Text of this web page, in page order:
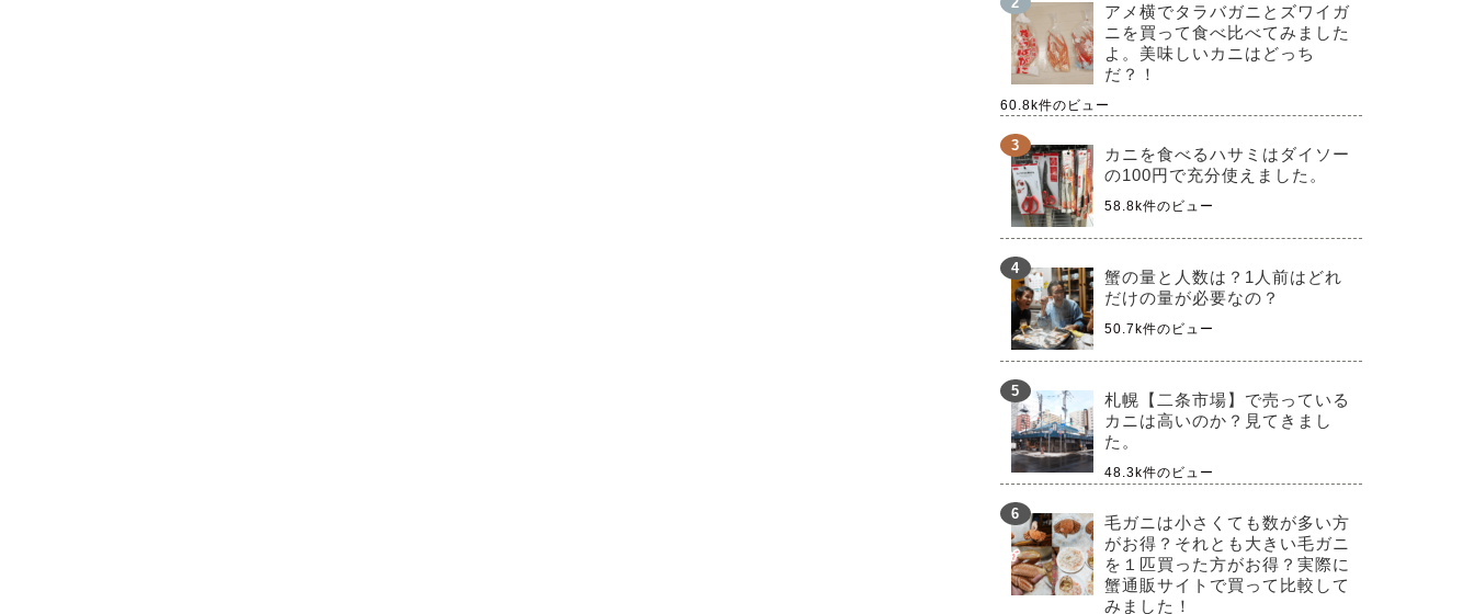
アメ横でタラバガニとズワイガ
ニを買って食べ比べてみました
よ。美味しいカニはどっち
だ？！
60.8k件のビュー
カニを食べるハサミはダイソー
の100円で充分使えました。
58.8k件のビュー
蟹の量と人数は？1人前はどれ
だけの量が必要なの？
50.7k件のビュー
札幌【二条市場】で売っている
カニは高いのか？見てきまし
た。
48.3k件のビュー
毛ガニは小さくても数が多い方
がお得？それとも大きい毛ガニ
を１匹買った方がお得？実際に
蟹通販サイトで買って比較して
みました！